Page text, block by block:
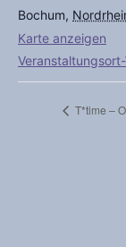
Bochum,
Karte anzeigen
T*time –